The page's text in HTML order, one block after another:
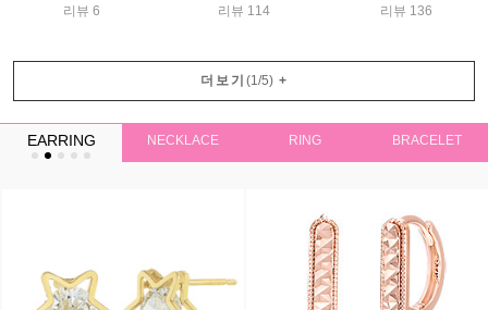
리뷰 6
리뷰 114
리뷰 136
더보기 (1 /5)+
EARRING NECKLACE RING BRACELET